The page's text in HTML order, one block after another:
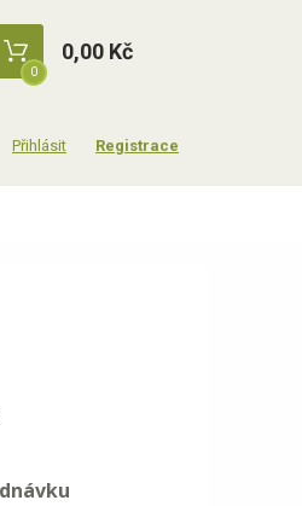
0
0,00 Kč
Přihlásit Registrace